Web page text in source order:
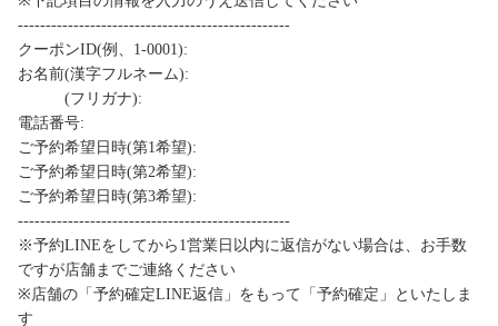
-------------------------------------------------
クーポンID(例、1-0001):
お名前(漢字フルネーム):
(フリガナ):
電話番号:
ご予約希望日時(第1希望):
ご予約希望日時(第2希望):
ご予約希望日時(第3希望):
-------------------------------------------------
※予約LINEをしてから1営業日以内に返信がない場合は、お手数
ですが店舗までご連絡ください
※店舗の「予約確定LINE返信」をもって「予約確定」といたしま
す